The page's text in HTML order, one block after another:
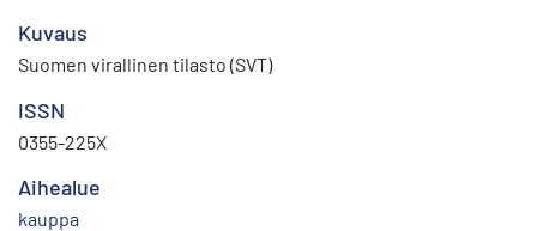
Kuvaus
Suomen virallinen tilasto (SVT)
ISSN
0355-225X
Aihealue
kauppa